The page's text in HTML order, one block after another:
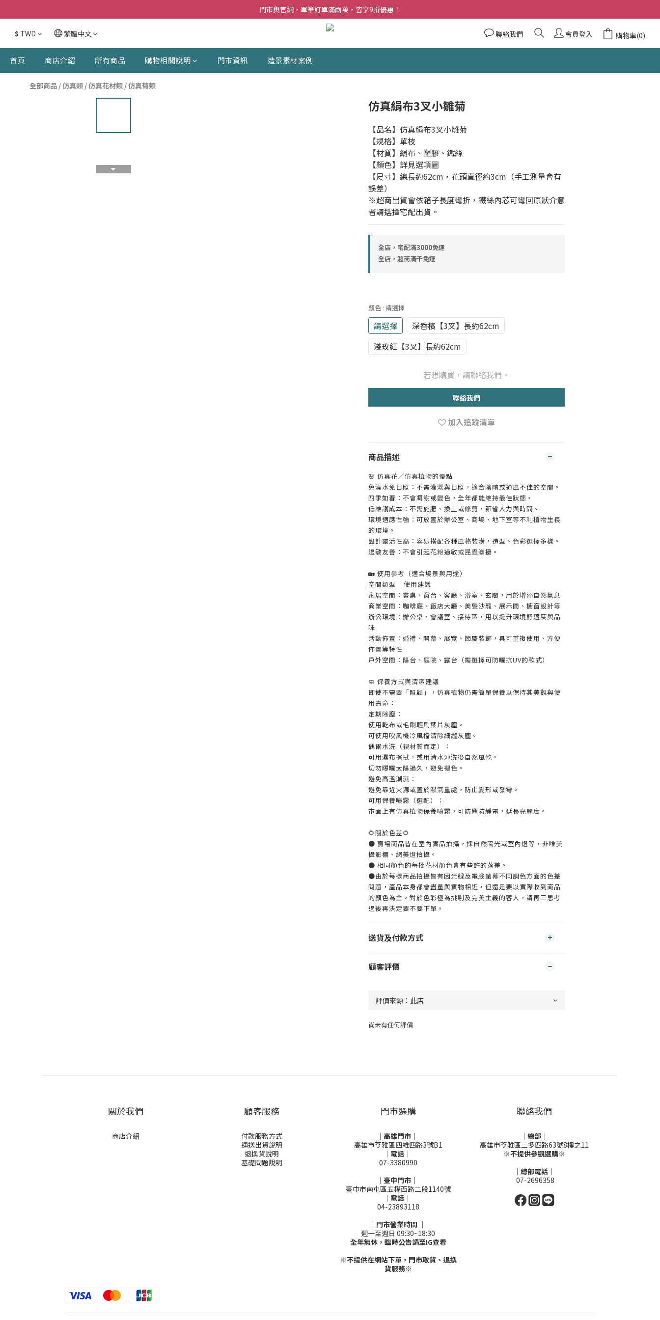
夏日購花福利．消費不限金額【贈】乾燥玫瑰乙束
門市與官網，單筆訂單滿兩萬，皆享9折優惠！
夏日購花福利．消費不限金額【贈】乾燥玫瑰乙束
$ TWD 繁體中文 聯絡我們 會員登入 購物車(0)
首頁 商店介紹 所有商品 購物相關說明 門市資訊 造景素材案例
全部商品 /仿真類 /仿真花材類 /仿真菊類
仿真絹布3叉小雛菊
【品名】仿真絹布3叉小雛菊
【規格】單枝
【材質】絹布、塑膠、鐵絲
【顏色】詳見選項圖
【尺寸】總長約62cm，花頭直徑約3cm（手工測量會有
誤差）
※超商出貨會依箱子長度彎折，鐵絲內芯可彎回原狀介意
者請選擇宅配出貨。
全店，宅配滿3000免運
全店，超商滿千免運
顏色 : 請選擇
請選擇
深香檳【3叉】長約62cm
淺玫紅【3叉】長約62cm
若想購買，請聯絡我們。
聯絡我們
加入追蹤清單
商品描述
🌸 仿真花／仿真植物的優點
免澆水免日照：不需灌溉與日照，適合陰暗或通風不佳的空間。
四季如春：不會凋謝或變色，全年都能維持最佳狀態。
低維護成本：不需施肥、換土或修剪，節省人力與時間。
環境適應性強：可放置於辦公室、商場、地下室等不利植物生長
的環境。
設計靈活性高：容易搭配各種風格裝潢，造型、色彩選擇多樣。
過敏友善：不會引起花粉過敏或昆蟲滋擾。
🏡 使用參考（適合場景與用途）
空間類型
使用建議
家居空間：書桌、窗台、客廳、浴室、玄關，用於增添自然氣息
商業空間：咖啡廳、飯店大廳、美髮沙龍、展示間、櫥窗設計等
辦公環境：辦公桌、會議室、接待區，用以提升環境舒適度與品
味
活動佈置：婚禮、開幕、展覽、節慶裝飾，具可重複使用、方便
佈置等特性
戶外空間：陽台、庭院、露台（需選擇可防曬抗UV的款式）
🧼 保養方式與清潔建議
即使不需要「照顧」，仿真植物仍需簡單保養以保持其美觀與使
用壽命：
定期除塵：
使用乾布或毛刷輕刷葉片灰塵。
可使用吹風機冷風檔清除細縫灰塵。
偶爾水洗（視材質而定）：
可用濕布擦拭，或用清水沖洗後自然風乾。
切勿曝曬太陽過久，避免褪色。
避免高溫潮濕：
避免靠近火源或置於濕氣重處，防止變形或發霉。
可用保養噴霧（選配）：
市面上有仿真植物保養噴霧，可防塵防靜電，延長亮麗度。
🌻關於色差🌻
● 賣場商品皆在室內實品拍攝，採自然陽光或室內燈等，非唯美
攝影棚、網美燈拍攝。
● 相同顏色的每批花材顏色會有些許的落差。
●由於每樣商品拍攝皆有因光線及電腦螢幕不同調色方面的色差
問題，產品本身都會盡量與實物相近，但還是要以實際收到商品
的顏色為主。對於色彩極為挑剔及完美主義的客人，請再三思考
過後再決定要不要下單。
送貨及付款方式
顧客評價
尚未有任何評價
關於我們
商店介紹
顧客服務
付款服務方式
運送出貨說明
退換貨說明
基礎問題說明
門市選購
｜高雄門市｜
高雄市苓雅區四維四路3號B1
｜電話｜
07-3380990
｜臺中門市｜
臺中市南屯區五權西路二段1140號
｜電話｜
04-23893118
｜門市營業時間 ｜
週一至週日 09:30~18:30
全年無休，臨時公告請至IG查看
※不提供在網站下單，門市取貨、退換
貨服務※
聯絡我們
｜總部｜
高雄市苓雅區三多四路63號8樓之11
※不提供參觀選購※
｜總部電話｜
07-2696358